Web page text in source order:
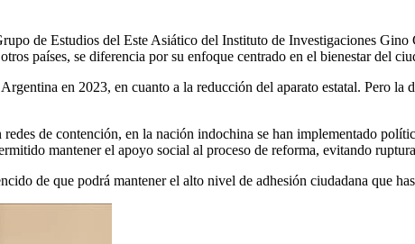
de Estudios del Este Asiático del Instituto de Investigaciones
países, se diferencia por su enfoque centrado en el bienestar del
en 2023, en cuanto a la reducción del aparato estatal. Pero
de contención, en la nación indochina se han implementado
mantener el apoyo social al proceso de reforma, evitando
de que podrá mantener el alto nivel de adhesión ciudadana que